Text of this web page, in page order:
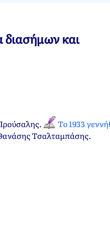
διασήμων και
Το 1933
Τσαλταμπάσης.